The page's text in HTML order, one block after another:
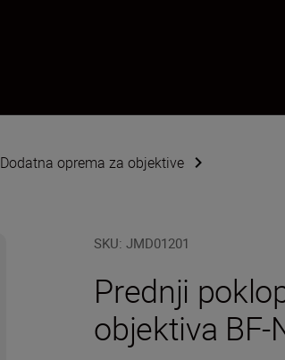
Dodatna oprema za objektive
SKU:JMD01201
Prednji
objektiva BF-